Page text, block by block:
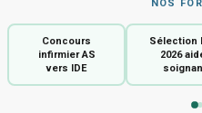
NOS
Concours
infirmier AS
vers IDE
Sélection
2026